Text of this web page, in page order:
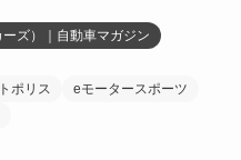
ズ）｜自動車マガジン
ポリス
eモータースポーツ